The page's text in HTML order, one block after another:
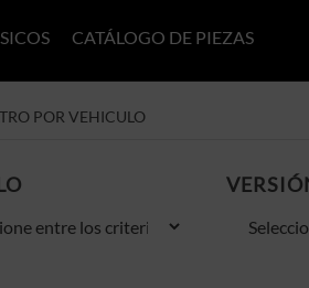
CATÁLOGO DE PIEZAS
POR VEHICULO